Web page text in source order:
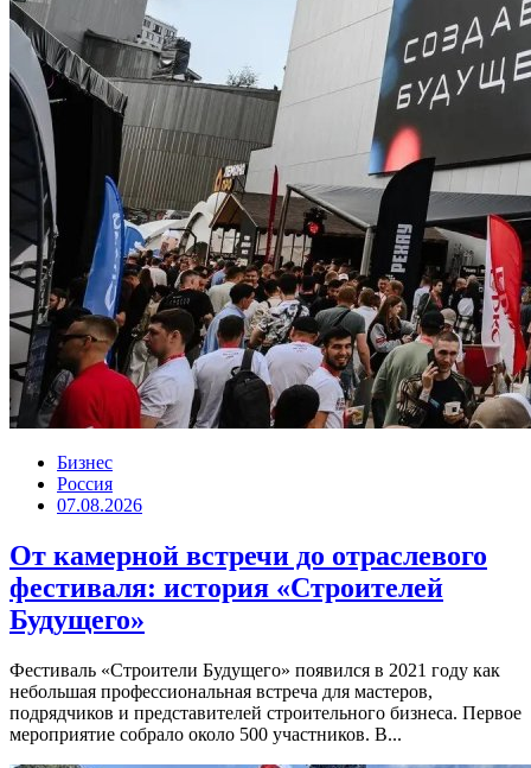
Бизнес
Россия
07.08.2026
От камерной встречи до отраслевого
фестиваля: история «Строителей
Будущего»
Фестиваль «Строители Будущего» появился в 2021 году как
небольшая профессиональная встреча для мастеров,
подрядчиков и представителей строительного бизнеса. Первое
мероприятие собрало около 500 участников. В...